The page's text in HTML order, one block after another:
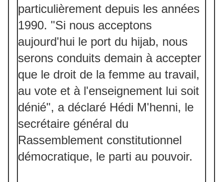
particulièrement depuis les années
1990. "Si nous acceptons
aujourd'hui le port du hijab, nous
serons conduits demain à accepter
que le droit de la femme au travail,
au vote et à l'enseignement lui soit
dénié", a déclaré Hédi M'henni, le
secrétaire général du
Rassemblement constitutionnel
démocratique, le parti au pouvoir.